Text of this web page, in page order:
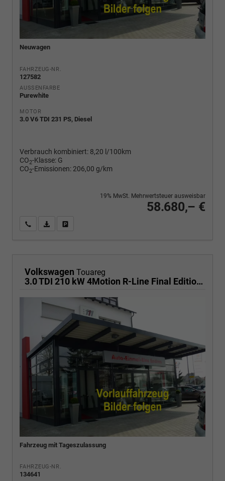
Neuwagen
FAHRZEUG-NR.
127582
AUSSENFARBE
Purewhite
MOTOR
3.0 V6 TDI 231 PS, Diesel
Verbrauch kombiniert: 8,20 l/100km
CO2-Klasse: G
CO2-Emissionen: 206,00 g/km
58.680,– €
19% MwSt. Mehrwertsteuer ausweisbar
Wir rufen Sie anPDF-Fahrzeugexposé drucken
Volkswagen Touareg
3.0 TDI 210 kW 4Motion R-Line Final Edition V6 Black Edition, HuD, Luft, Standheizung, Pano, Dynaudio, Leder, AHK, Navi, Side, Winter, 5 J.-Garantie
Fahrzeug mit Tageszulassung
FAHRZEUG-NR.
134641